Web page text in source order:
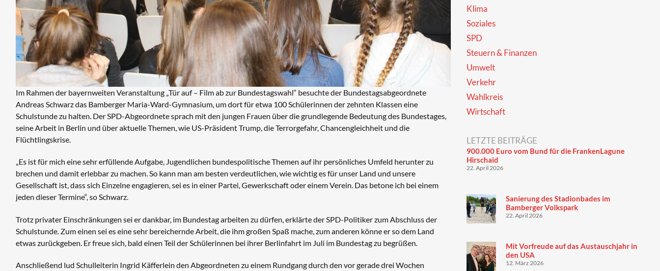
Im Rahmen der bayernweiten Veranstaltung „Tür auf – Film ab zur Bundestagswahl“ besuchte der Bundestagsabgeordnete
Andreas Schwarz das Bamberger Maria-Ward-Gymnasium, um dort für etwa 100 Schülerinnen der zehnten Klassen eine
Schulstunde zu halten. Der SPD-Abgeordnete sprach mit den jungen Frauen über die grundlegende Bedeutung des Bundestages,
seine Arbeit in Berlin und über aktuelle Themen, wie US-Präsident Trump, die Terrorgefahr, Chancengleichheit und die
Flüchtlingskrise.
„Es ist für mich eine sehr erfüllende Aufgabe, Jugendlichen bundespolitische Themen auf ihr persönliches Umfeld herunter zu
brechen und damit erlebbar zu machen. So kann man am besten verdeutlichen, wie wichtig es für unser Land und unsere
Gesellschaft ist, dass sich Einzelne engagieren, sei es in einer Partei, Gewerkschaft oder einem Verein. Das betone ich bei einem
jeden dieser Termine“, so Schwarz.
Trotz privater Einschränkungen sei er dankbar, im Bundestag arbeiten zu dürfen, erklärte der SPD-Politiker zum Abschluss der
Schulstunde. Zum einen sei es eine sehr bereichernde Arbeit, die ihm großen Spaß mache, zum anderen könne er so dem Land
etwas zurückgeben. Er freue sich, bald einen Teil der Schülerinnen bei ihrer Berlinfahrt im Juli im Bundestag zu begrüßen.
Anschließend lud Schulleiterin Ingrid Käfferlein den Abgeordneten zu einem Rundgang durch den vor gerade drei Wochen
Klima
Soziales
SPD
Steuern & Finanzen
Umwelt
Verkehr
Wahlkreis
Wirtschaft
LETZTE BEITRÄGE
900.000 Euro vom Bund für die FrankenLagune
Hirschaid
22. April 2026
Sanierung des Stadionbades im
Bamberger Volkspark
22. April 2026
Mit Vorfreude auf das Austauschjahr in
den USA
12. März 2026